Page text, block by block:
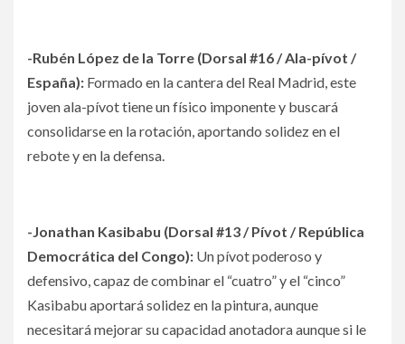
-Rubén López de la Torre (Dorsal #16 / Ala-pívot /
España): Formado en la cantera del Real Madrid, este
joven ala-pívot tiene un físico imponente y buscará
consolidarse en la rotación, aportando solidez en el
rebote y en la defensa.
-Jonathan Kasibabu (Dorsal #13 / Pívot / República
Democrática del Congo): Un pívot poderoso y
defensivo, capaz de combinar el “cuatro” y el “cinco”
Kasibabu aportará solidez en la pintura, aunque
necesitará mejorar su capacidad anotadora aunque si le